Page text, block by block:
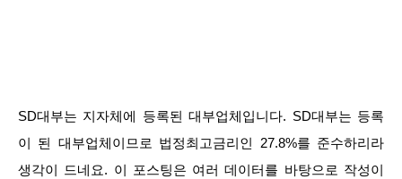
SD대부는 지자체에 등록된 대부업체입니다. SD대부는 등록
이 된 대부업체이므로 법정최고금리인 27.8%를 준수하리라
생각이 드네요. 이 포스팅은 여러 데이터를 바탕으로 작성이